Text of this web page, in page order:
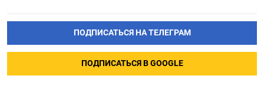
ПОДПИСАТЬСЯ НА ТЕЛЕГРАМ
ПОДПИСАТЬСЯ В GOOGLE